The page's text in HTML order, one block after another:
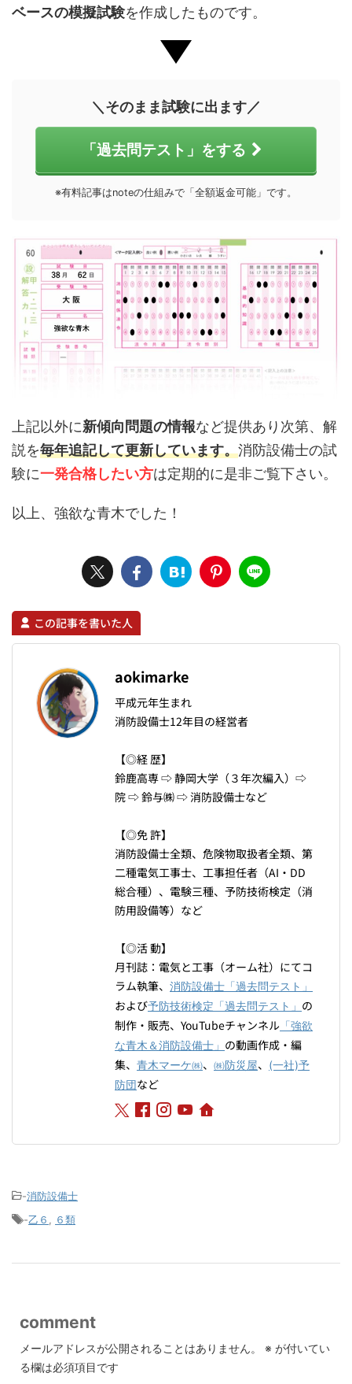
ベースの模擬試験を作成したものです。
＼そのまま試験に出ます／
「過去問テスト」をする
※有料記事はnoteの仕組みで「全額返金可能」です。
上記以外に新傾向問題の情報など提供あり次第、解
説を毎年追記して更新しています。消防設備士の試
験に一発合格したい方は定期的に是非ご覧下さい。
以上、強欲な青木でした！
この記事を書いた人
aokimarke
平成元年生まれ
消防設備士12年目の経営者
【◎経 歴】
鈴鹿高専 ⇨ 静岡大学（３年次編入）⇨
院 ⇨ 鈴与㈱ ⇨ 消防設備士など
【◎免 許】
消防設備士全類、危険物取扱者全類、第
二種電気工事士、工事担任者（AI・DD
総合種）、電験三種、予防技術検定（消
防用設備等）など
【◎活 動】
月刊誌：電気と工事（オーム社）にてコ
ラム執筆、 消防設備士「過去問テスト」
および予防技術検定「過去問テスト」 の
制作・販売、YouTubeチャンネル 「強欲
な青木＆消防設備士」 の動画作成・編
集、 青木マーケ㈱、 ㈱防災屋、
(一社)予
防団など
-消防設備士
-乙６ ６類
comment
メールアドレスが公開されることはありません。 ※ が付いてい
る欄は必須項目です